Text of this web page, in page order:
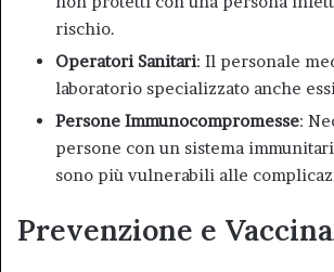
rischio.
Operatori Sanitari: Il personale
laboratorio specializzato anche
Persone Immunocompromesse:
persone con un sistema
sono più vulnerabili alle
Prevenzione e